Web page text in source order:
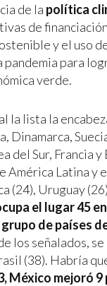
de la política
de
y el uso
para
verde.
la lista la
Dinamarca,
del Sur, Francia y
América Latina y
(24), Uruguay
el lugar 45
de países
los señalados,
(38). Habría
México mejoró 9